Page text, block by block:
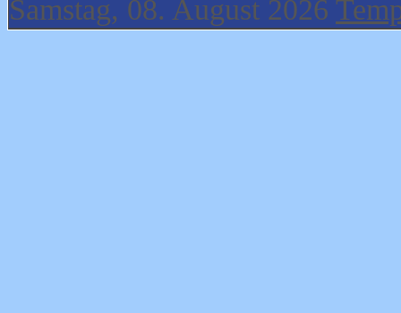
Samstag, 08. August 2026